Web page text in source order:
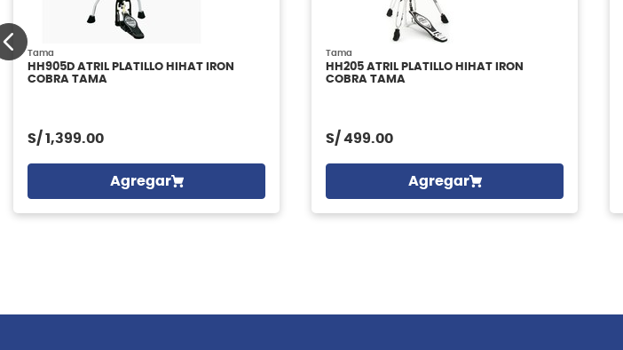
Tama
HH905D ATRIL PLATILLO HIHAT IRON
COBRA TAMA
S/ 1,399.00
Agregar
Tama
HH205 ATRIL PLATILLO HIHAT IRON
COBRA TAMA
S/ 499.00
Agregar